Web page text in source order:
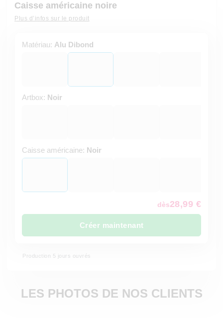
Caisse américaine noire
Plus d’infos sur le produit
Matériau: Alu Dibond
Artbox: Noir
Caisse américaine: Noir
dès28,99 €
Créer maintenant
Production 5 jours ouvrés
LES PHOTOS DE NOS CLIENTS